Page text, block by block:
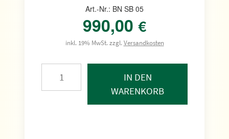
Art.-Nr.: BN SB 05
990,00 €
inkl. 19% MwSt. zzgl.Versandkosten
IN DEN
WARENKORB